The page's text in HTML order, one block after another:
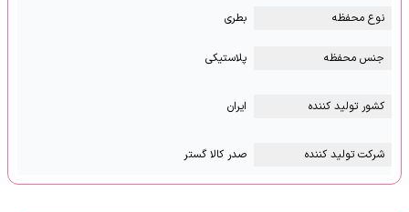
نوع محفظه بطری
جنس محفظه پلاستیکی
کشور تولید کننده ایران
شرکت تولید کننده صدر کالا گستر